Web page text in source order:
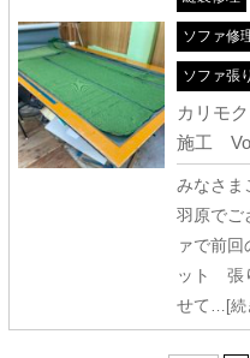
ソファ修
ソファ張
カリモ
施工
みなさま
羽原で
ァで前
ット 張
せて …[続